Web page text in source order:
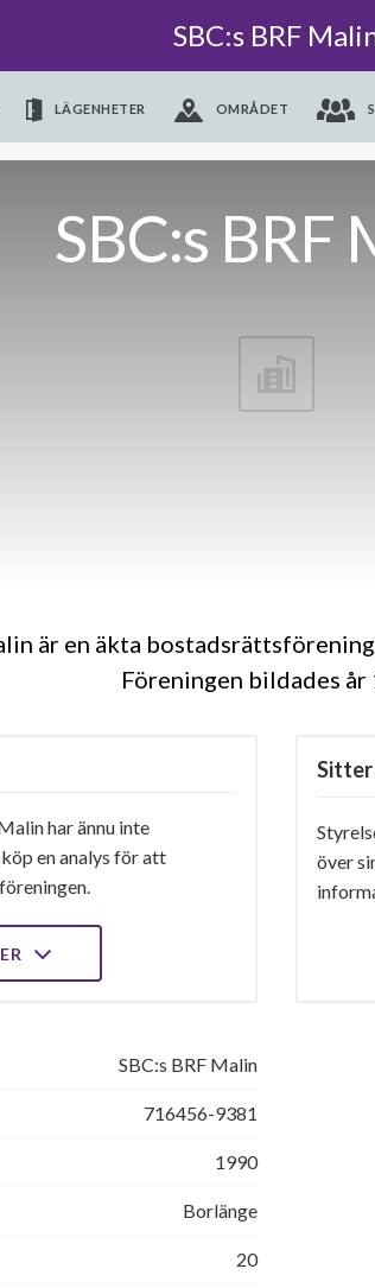
SBC:s BRF
LÄGENHETER OMRÅDET
SBC:s BRF
är en äkta
Föreningen bildades
har ännu inte
en analys för att
Sitter
över
SBC:s BRF Malin
716456-9381
1990
Borlänge
20